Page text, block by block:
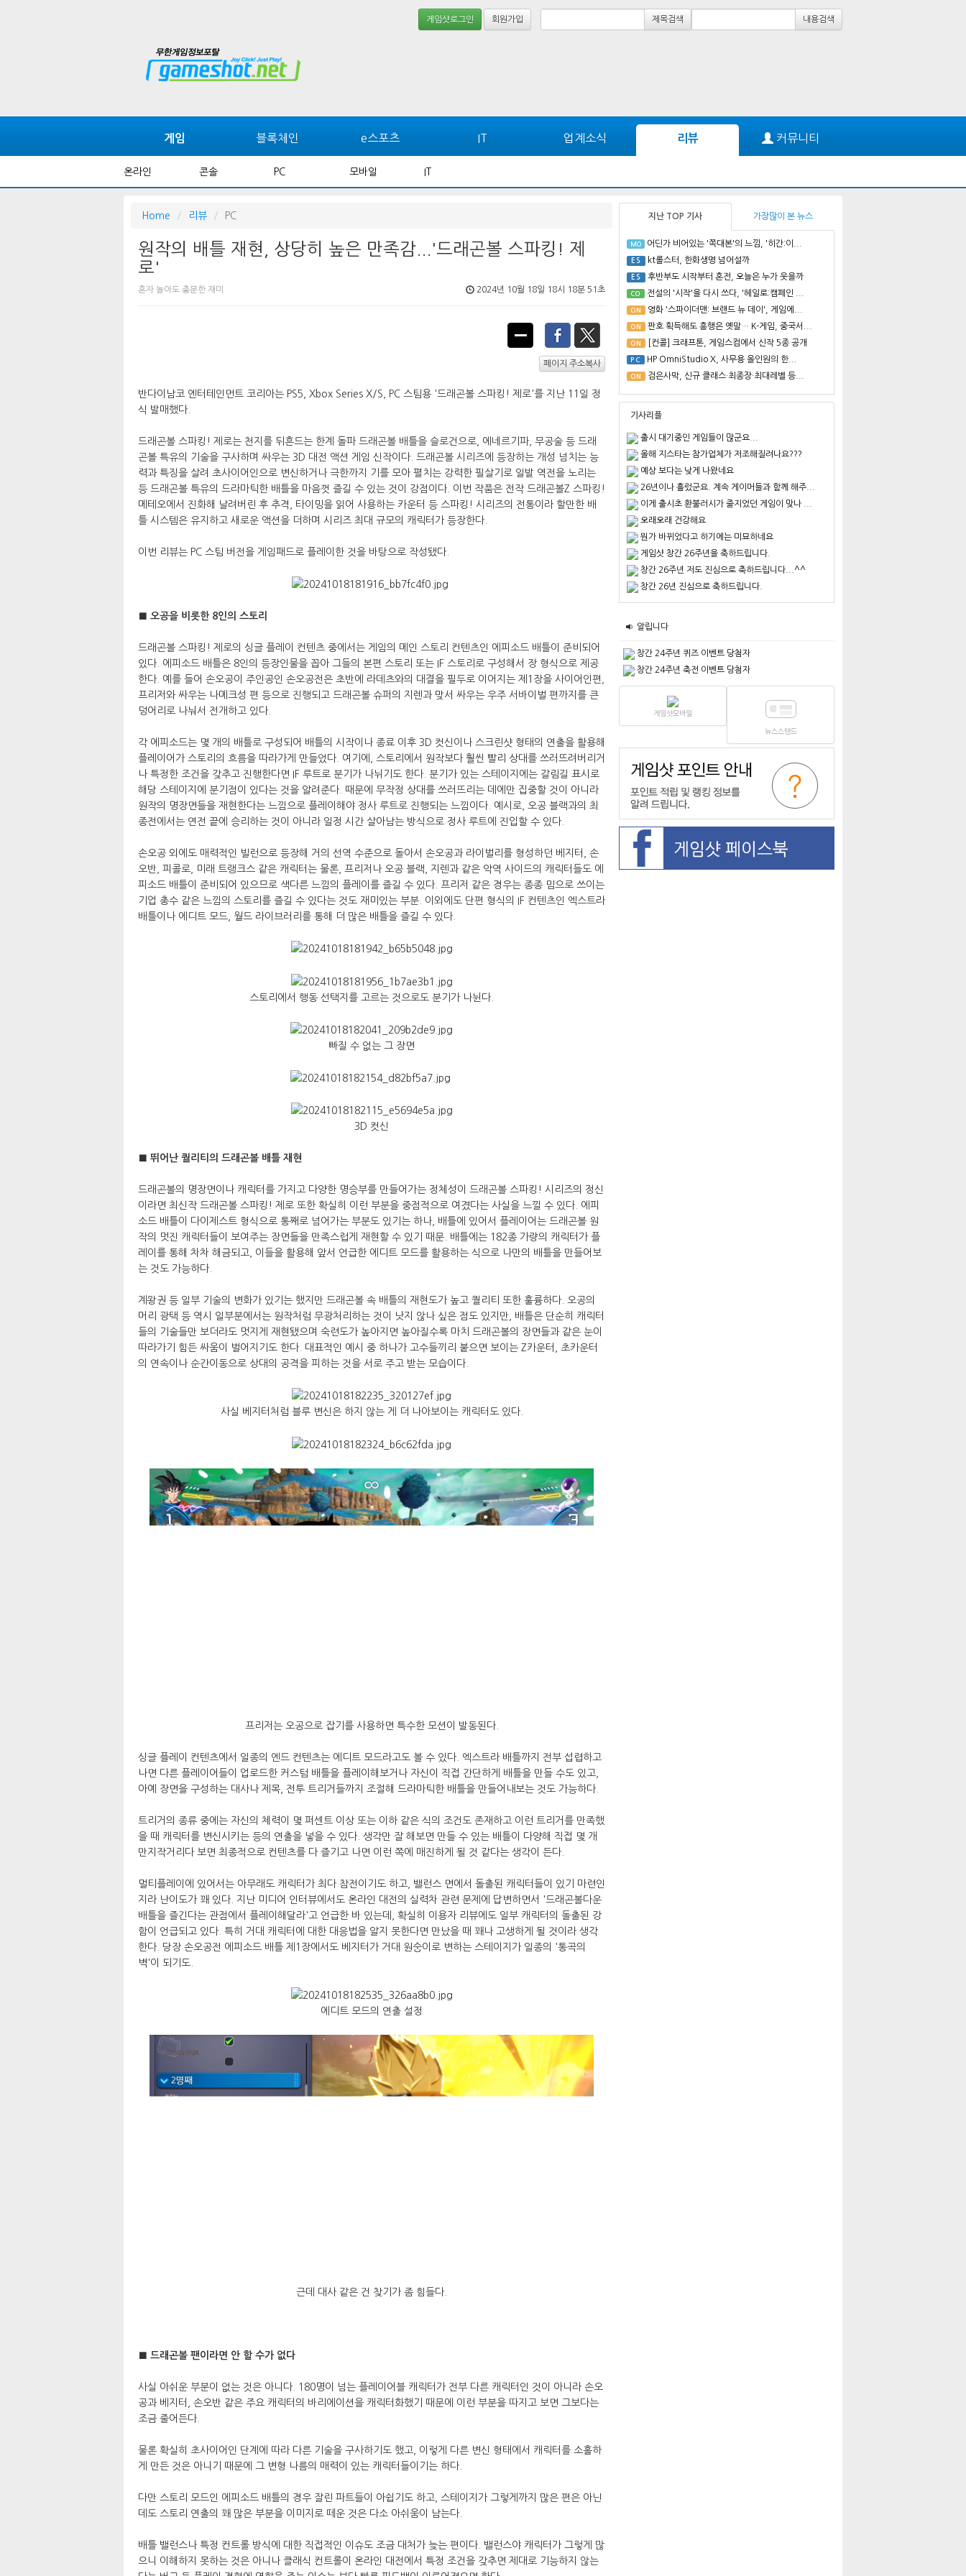
게임샷로그인 회원가입 제목검색 내용검색
게임 블록체인 e스포츠 IT 업계소식 리뷰 커뮤니티
온라인 콘솔 PC 모바일 IT
Home 리뷰 PC
원작의 배틀 재현, 상당히 높은 만족감...'드래곤볼 스파킹! 제
로'
혼자 놀아도 충분한 재미 2024년 10월 18일 18시 18분 51초
페이지 주소복사
반다이남코 엔터테인먼트 코리아는 PS5, Xbox Series X/S, PC 스팀용 '드래곤볼 스파킹! 제로'를 지난 11일 정
식 발매했다.
드래곤볼 스파킹! 제로는 천지를 뒤흔드는 한계 돌파 드래곤볼 배틀을 슬로건으로, 에네르기파, 무공술 등 드래
곤볼 특유의 기술을 구사하며 싸우는 3D 대전 액션 게임 신작이다. 드래곤볼 시리즈에 등장하는 개성 넘치는 능
력과 특징을 살려 초사이어인으로 변신하거나 극한까지 기를 모아 펼치는 강력한 필살기로 일발 역전을 노리는
등 드래곤볼 특유의 드라마틱한 배틀을 마음껏 즐길 수 있는 것이 강점이다. 이번 작품은 전작 드래곤볼Z 스파킹!
메테오에서 진화해 날려버린 후 추격, 타이밍을 읽어 사용하는 카운터 등 스파킹! 시리즈의 전통이라 할만한 배
틀 시스템은 유지하고 새로운 액션을 더하며 시리즈 최대 규모의 캐릭터가 등장한다.
이번 리뷰는 PC 스팀 버전을 게임패드로 플레이한 것을 바탕으로 작성됐다.
■ 오공을 비롯한 8인의 스토리
드래곤볼 스파킹! 제로의 싱글 플레이 컨텐츠 중에서는 게임의 메인 스토리 컨텐츠인 에피소드 배틀이 준비되어
있다. 에피소드 배틀은 8인의 등장인물을 꼽아 그들의 본편 스토리 또는 IF 스토리로 구성해서 장 형식으로 제공
한다. 예를 들어 손오공이 주인공인 손오공전은 초반에 라데츠와의 대결을 필두로 이어지는 제1장을 사이어인편,
프리저와 싸우는 나메크성 편 등으로 진행되고 드래곤볼 슈퍼의 지렌과 맞서 싸우는 우주 서바이벌 편까지를 큰
덩어리로 나눠서 전개하고 있다.
각 에피소드는 몇 개의 배틀로 구성되어 배틀의 시작이나 종료 이후 3D 컷신이나 스크린샷 형태의 연출을 활용해
플레이어가 스토리의 흐름을 따라가게 만들었다. 여기에, 스토리에서 원작보다 훨씬 빨리 상대를 쓰러뜨려버리거
나 특정한 조건을 갖추고 진행한다면 IF 루트로 분기가 나뉘기도 한다. 분기가 있는 스테이지에는 갈림길 표시로
해당 스테이지에 분기점이 있다는 것을 알려준다. 때문에 무작정 상대를 쓰러뜨리는 데에만 집중할 것이 아니라
원작의 명장면들을 재현한다는 느낌으로 플레이해야 정사 루트로 진행되는 느낌이다. 예시로, 오공 블랙과의 최
종전에서는 연전 끝에 승리하는 것이 아니라 일정 시간 살아남는 방식으로 정사 루트에 진입할 수 있다.
손오공 외에도 매력적인 빌런으로 등장해 거의 선역 수준으로 돌아서 손오공과 라이벌리를 형성하던 베지터, 손
오반, 피콜로, 미래 트랭크스 같은 캐릭터는 물론, 프리저나 오공 블랙, 지렌과 같은 악역 사이드의 캐릭터들도 에
피소드 배틀이 준비되어 있으므로 색다른 느낌의 플레이를 즐길 수 있다. 프리저 같은 경우는 종종 밈으로 쓰이는
기업 총수 같은 느낌의 스토리를 즐길 수 있다는 것도 재미있는 부분. 이외에도 단편 형식의 IF 컨텐츠인 엑스트라
배틀이나 에디트 모드, 월드 라이브러리를 통해 더 많은 배틀을 즐길 수 있다.
스토리에서 행동 선택지를 고르는 것으로도 분기가 나뉜다.
빠질 수 없는 그 장면
3D 컷신
■ 뛰어난 퀄리티의 드래곤볼 배틀 재현
드래곤볼의 명장면이나 캐릭터를 가지고 다양한 명승부를 만들어가는 정체성이 드래곤볼 스파킹! 시리즈의 정신
이라면 최신작 드래곤볼 스파킹! 제로 또한 확실히 이런 부분을 중점적으로 여겼다는 사실을 느낄 수 있다. 에피
소드 배틀이 다이제스트 형식으로 통째로 넘어가는 부분도 있기는 하나, 배틀에 있어서 플레이어는 드래곤볼 원
작의 멋진 캐릭터들이 보여주는 장면들을 만족스럽게 재현할 수 있기 때문. 배틀에는 182종 가량의 캐릭터가 플
레이를 통해 차차 해금되고, 이들을 활용해 앞서 언급한 에디트 모드를 활용하는 식으로 나만의 배틀을 만들어보
는 것도 가능하다.
계왕권 등 일부 기술의 변화가 있기는 했지만 드래곤볼 속 배틀의 재현도가 높고 퀄리티 또한 훌륭하다. 오공의
머리 광택 등 역시 일부분에서는 원작처럼 무광처리하는 것이 낫지 않나 싶은 점도 있지만, 배틀은 단순히 캐릭터
들의 기술들만 보더라도 멋지게 재현됐으며 숙련도가 높아지면 높아질수록 마치 드래곤볼의 장면들과 같은 눈이
따라가기 힘든 싸움이 벌어지기도 한다. 대표적인 예시 중 하나가 고수들끼리 붙으면 보이는 Z카운터, 초카운터
의 연속이나 순간이동으로 상대의 공격을 피하는 것을 서로 주고 받는 모습이다.
사실 베지터처럼 블루 변신은 하지 않는 게 더 나아보이는 캐릭터도 있다.
프리저는 오공으로 잡기를 사용하면 특수한 모션이 발동된다.
싱글 플레이 컨텐츠에서 일종의 엔드 컨텐츠는 에디트 모드라고도 볼 수 있다. 엑스트라 배틀까지 전부 섭렵하고
나면 다른 플레이어들이 업로드한 커스텀 배틀을 플레이해보거나 자신이 직접 간단하게 배틀을 만들 수도 있고,
아예 장면을 구성하는 대사나 제목, 전투 트리거들까지 조절해 드라마틱한 배틀을 만들어내보는 것도 가능하다.
트리거의 종류 중에는 자신의 체력이 몇 퍼센트 이상 또는 이하 같은 식의 조건도 존재하고 이런 트리거를 만족했
을 때 캐릭터를 변신시키는 등의 연출을 넣을 수 있다. 생각만 잘 해보면 만들 수 있는 배틀이 다양해 직접 몇 개
만지작거리다 보면 최종적으로 컨텐츠를 다 즐기고 나면 이런 쪽에 매진하게 될 것 같다는 생각이 든다.
멀티플레이에 있어서는 아무래도 캐릭터가 최다 참전이기도 하고, 밸런스 면에서 돌출된 캐릭터들이 있기 마련인
지라 난이도가 꽤 있다. 지난 미디어 인터뷰에서도 온라인 대전의 실력차 관련 문제에 답변하면서 '드래곤볼다운
배틀을 즐긴다는 관점에서 플레이해달라'고 언급한 바 있는데, 확실히 이용자 리뷰에도 일부 캐릭터의 돌출된 강
함이 언급되고 있다. 특히 거대 캐릭터에 대한 대응법을 알지 못한다면 만났을 때 꽤나 고생하게 될 것이라 생각
한다. 당장 손오공전 에피소드 배틀 제1장에서도 베지터가 거대 원숭이로 변하는 스테이지가 일종의 '통곡의
벽'이 되기도.
에디트 모드의 연출 설정
근데 대사 같은 건 찾기가 좀 힘들다.
■ 드래곤볼 팬이라면 안 할 수가 없다
사실 아쉬운 부분이 없는 것은 아니다. 180명이 넘는 플레이어블 캐릭터가 전부 다른 캐릭터인 것이 아니라 손오
공과 베지터, 손오반 같은 주요 캐릭터의 바리에이션을 캐릭터화했기 때문에 이런 부분을 따지고 보면 그보다는
조금 줄어든다.
물론 확실히 초사이어인 단계에 따라 다른 기술을 구사하기도 했고, 이렇게 다른 변신 형태에서 캐릭터를 소홀하
게 만든 것은 아니기 때문에 그 변형 나름의 매력이 있는 캐릭터들이기는 하다.
다만 스토리 모드인 에피소드 배틀의 경우 잘린 파트들이 아쉽기도 하고, 스테이지가 그렇게까지 많은 편은 아닌
데도 스토리 연출의 꽤 많은 부분을 이미지로 떼운 것은 다소 아쉬움이 남는다.
배틀 밸런스나 특정 컨트롤 방식에 대한 직접적인 이슈도 조금 대처가 늦는 편이다. 밸런스야 캐릭터가 그렇게 많
으니 이해하지 못하는 것은 아니나 클래식 컨트롤이 온라인 대전에서 특정 조건을 갖추면 제대로 기능하지 않는
지난 TOP 기사 가장많이 본 뉴스
MO 어딘가 비어있는 '쪽대본'의 느낌, '히간:이...
ES kt롤스터, 한화생명 넘어설까
ES 후반부도 시작부터 혼전, 오늘은 누가 웃을까
CO 전설의 '시작'을 다시 쓰다, '헤일로:캠페인 ...
ON 영화 '스파이더맨: 브랜드 뉴 데이', 게임에...
ON 판호 획득해도 흥행은 옛말… K-게임, 중국서...
ON [컨콜] 크래프톤, 게임스컴에서 신작 5종 공개
PC HP OmniStudio X, 사무용 올인원의 한...
ON 검은사막, 신규 클래스·최종장·최대레벨 등...
기사리플
출시 대기중인 게임들이 많군요...
올해 지스타는 참가업체가 저조해질려나요???
예상 보다는 낮게 나왔네요
26년이나 흘렀군요. 계속 게이머들과 함께 해주...
이게 출시초 환불러시가 줄지었던 게임이 맞나 ...
오래오래 건강해요
뭔가 바뀌었다고 하기에는 미묘하네요
게임샷 창간 26주년을 축하드립니다.
창간 26주년 저도 진심으로 축하드립니다...^^
창간 26년 진심으로 축하드립니다.
알립니다
창간 24주년 퀴즈 이벤트 당첨자
창간 24주년 축전 이벤트 당첨자
게임샷모바일
뉴스스탠드